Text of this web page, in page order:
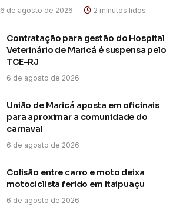
6 de agosto de 2026 2 minutos lidos
Contratação para gestão do Hospital
Veterinário de Maricá é suspensa pelo
TCE-RJ
6 de agosto de 2026
União de Maricá aposta em oficinais
para aproximar a comunidade do
carnaval
6 de agosto de 2026
Colisão entre carro e moto deixa
motociclista ferido em Itaipuaçu
6 de agosto de 2026